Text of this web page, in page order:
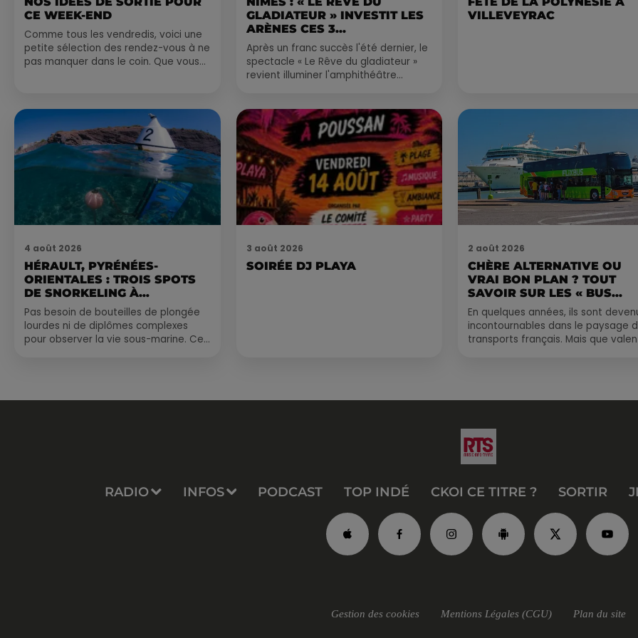
CE WEEK-END
Comme tous les vendredis, voici une
petite sélection des rendez-vous à ne
pas manquer dans le coin. Que vous
GLADIATEUR » INVESTIT LES
ARÈNES CES 3...
Après un franc succès l'été dernier, le
spectacle « Le Rêve du gladiateur »
revient illuminer l'amphithéâtre
VILLEVEYRAC
4 août 2026
HÉRAULT, PYRÉNÉES-
ORIENTALES : TROIS SPOTS
DE SNORKELING À
EXPLORER...
Pas besoin de bouteilles de plongée
lourdes ni de diplômes complexes
pour observer la vie sous-marine. Cet
3 août 2026
SOIRÉE DJ PLAYA
2 août 2026
CHÈRE ALTERNATIVE OU
VRAI BON PLAN ? TOUT
SAVOIR SUR LES « BUS...
En quelques années, ils sont
incontournables dans le paysage
transports français. Mais que
RADIO INFOS PODCAST TOP INDÉ CKOI CE TITRE ? SORTIR
Gestion des cookies Mentions Légales (CGU) Plan du site